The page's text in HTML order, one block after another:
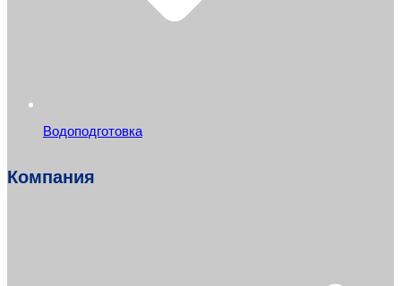
Водоподготовка
Компания